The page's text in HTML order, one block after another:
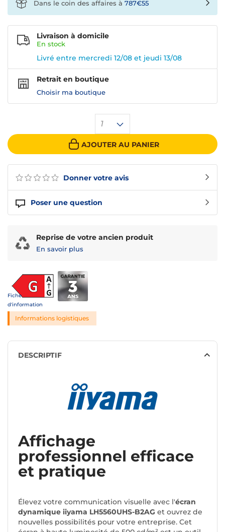
Donner votre avis
Poser une question
1
AJOUTER AU PANIER
Livraison à domicile
En stock
Livré entre mercredi 12/08 et jeudi 13/08
Retrait en boutique
Choisir ma boutique
Dans le coin des affaires à 787€55
Reprise de votre ancien produit
En savoir plus
Fiche
d'information
Informations logistiques
DESCRIPTIF
Affichage
professionnel efficace
et pratique
Élevez votre communication visuelle avec l'écran
dynamique iiyama LH5560UHS-B2AG et ouvrez de
nouvelles possibilités pour votre entreprise. Cet